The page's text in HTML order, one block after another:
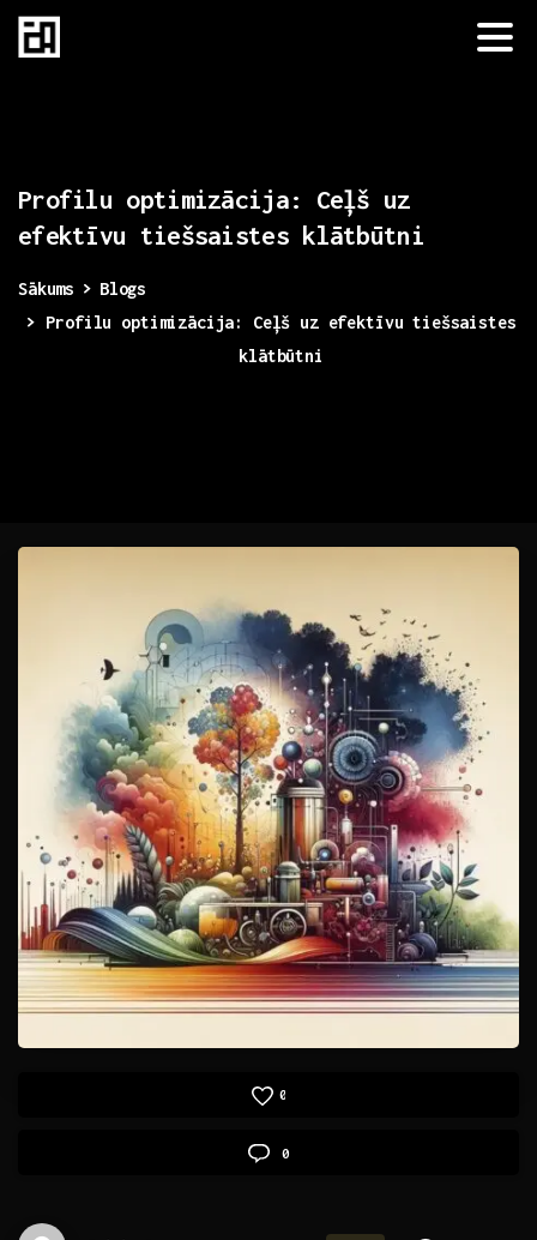
Profilu optimizācija: Ceļš uz
efektīvu tiešsaistes klātbūtni
Sākums
Blogs
Profilu optimizācija: Ceļš uz efektīvu tiešsaistes
klātbūtni
0
0